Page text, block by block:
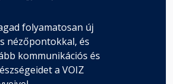
folyamatosan új
nézőpontokkal, és
kommunikációs és
a VOIZ